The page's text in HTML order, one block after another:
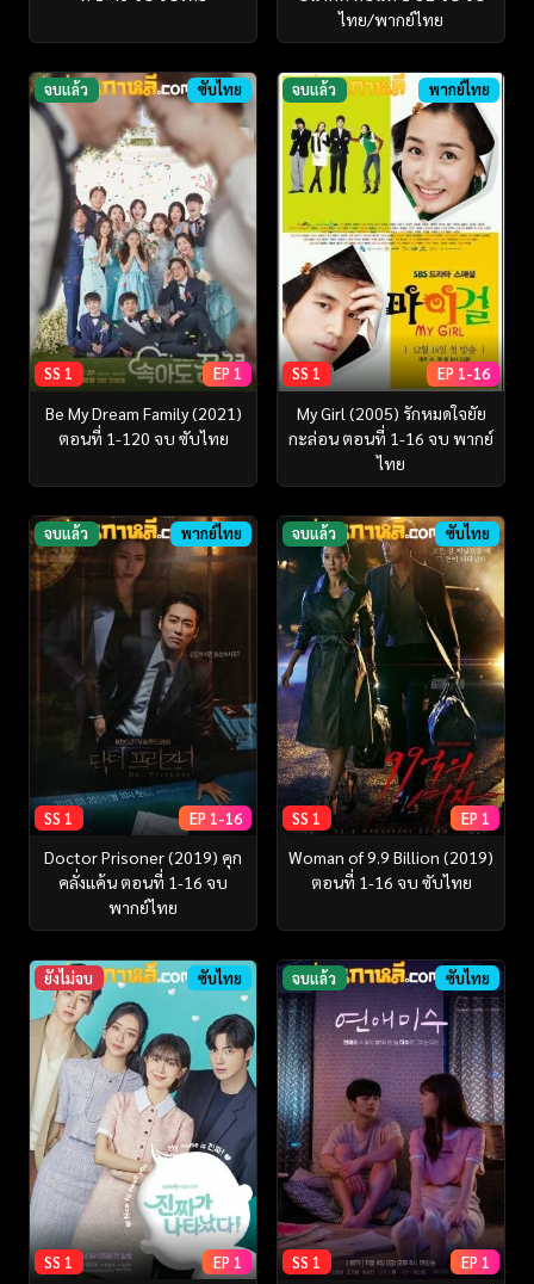
ไทย/พากย์ไทย
จบแล้ว ซับไทย
SS 1 EP 1
Be My Dream Family (2021)
ตอนที่ 1-120 จบ ซับไทย
จบแล้ว พากย์ไทย
SS 1 EP 1-16
My Girl (2005) รักหมดใจยัย
กะล่อน ตอนที่ 1-16 จบ พากย์
ไทย
จบแล้ว พากย์ไทย
SS 1 EP 1-16
Doctor Prisoner (2019) คุก
คลั่งแค้น ตอนที่ 1-16 จบ
พากย์ไทย
จบแล้ว ซับไทย
SS 1 EP 1
Woman of 9.9 Billion (2019)
ตอนที่ 1-16 จบ ซับไทย
ยังไม่จบ ซับไทย
SS 1 EP 1
จบแล้ว ซับไทย
SS 1 EP 1